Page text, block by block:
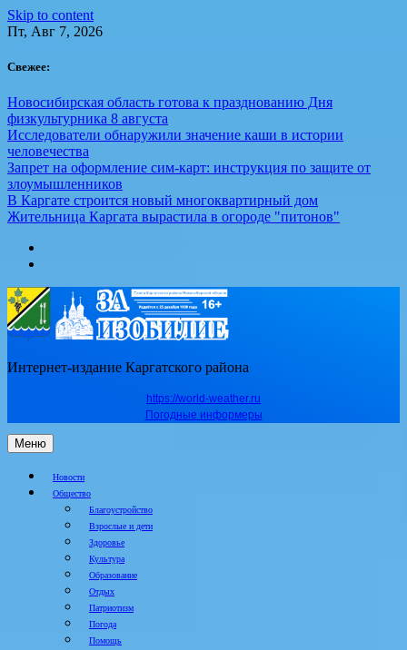
Skip to content
Пт, Авг 7, 2026
Свежее:
Новосибирская область готова к празднованию Дня
физкультурника 8 августа
Исследователи обнаружили значение каши в истории
человечества
Запрет на оформление сим-карт: инструкция по защите от
злоумышленников
В Каргате строится новый многоквартирный дом
Жительница Каргата вырастила в огороде "питонов"
Интернет-издание Каргатского района
https://world-weather.ru
Погодные информеры
Меню
Новости
Общество
Благоустройство
Взрослые и дети
Здоровье
Культура
Образование
Отдых
Патриотизм
Погода
Помощь